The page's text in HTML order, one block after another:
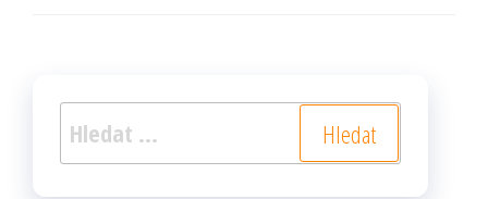
Vyhledávání